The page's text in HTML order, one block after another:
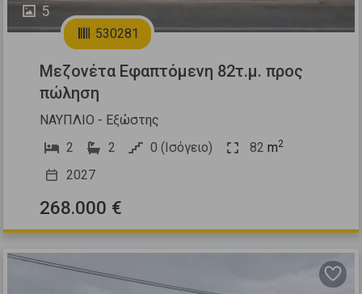
5
530281
Μεζονέτα Εφαπτόμενη 82τ.μ. προς
πώληση
ΝΑΥΠΛΙΟ - Εξώστης
2
2 0 (Ισόγειο) 82 m2
2027
268.000 €